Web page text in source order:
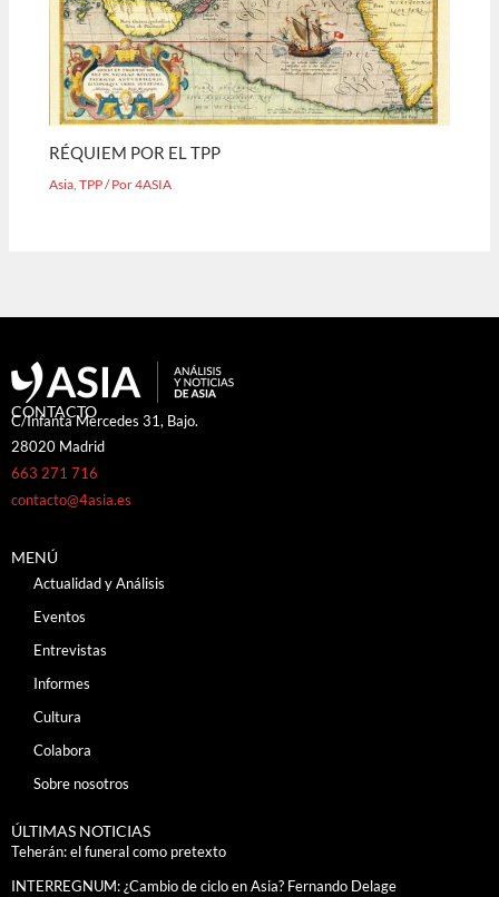
RÉQUIEM POR EL TPP
Asia,TPP/ Por4ASIA
CONTACTO
C/Infanta Mercedes 31, Bajo.
28020 Madrid
663 271 716
contacto@4asia.es
MENÚ
Actualidad y Análisis
Eventos
Entrevistas
Informes
Cultura
Colabora
Sobre nosotros
ÚLTIMAS NOTICIAS
Teherán: el funeral como pretexto
INTERREGNUM: ¿Cambio de ciclo en Asia? Fernando Delage